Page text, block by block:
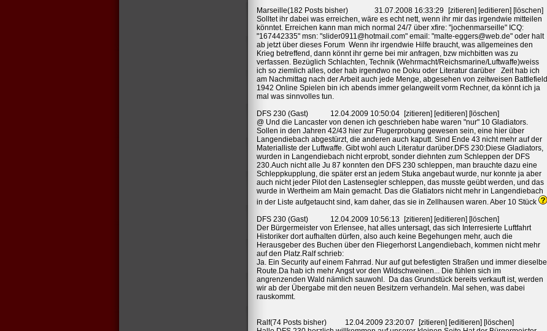
Marseille(182 Posts bisher)
31.07.2008 16:33:29
[zitieren] [editieren] [löschen]
Solltet ihr dabei was erreichen, wäre es echt nett, wenn ihr mir das irgendwie mitteilen
könntet. Erreichen kann man mich normal 24/7 über xfire: "jochenmarseille" ICQ:
"167442335" msn: "slider0911@hotmail.com" email: "malte-eggers@web.de" oder halt
ab jetzt über dieses Forum Wenn ihr irgendwie Hilfe braucht, was allgemeines den
Krieg betreffend, dann könnt ihr gerne bei mir anfragen, bzw michbitten was zu
verfassen. Bezüglich Schlachten, Technik (Wehrmacht/Reichsmarine/Luftwaffe)weiss
ich so ziemlich alles, oder hab irgendwo ne Doku oder Literatur darüber Zeit hab ich
am Nachmittag nach der Arbeit auch jede Menge, abgesehen von zeitweisen Battlefield
1942 Online Spielen bin ich abends immer gelangweilt vorm Rechner, da könnt ich ja
mal was sinnvolles tun.
DFS 230 (Gast)
12.04.2009 10:50:04
[zitieren] [editieren] [löschen]
@ Und die Lancaster von denen ich geschrieben habe waren "nur" 10 Gladiators.
Sollen in den Jahren 42/43 hier zur Flugerprobung gewesen sein, eine hier über
Langendiebach abgestürzt, die anderen auch kaputt. Sind Ende 43 nicht mehr auf der
Materialliste der Luftwaffe. Gibt wohl auch Literatur darüber.DFS 230:Diese Gladiators,
wurden in Langendiebach nicht erprobt, sonder diehnten zum Schleppen der DFS
230.Auch nicht alle Ju 87 konnten den DFS 230 schleppen, man brauchte dazu eine
Schleppkupplung, die später erst an jedem Stuka angebaut wurde, nur konnte ja aber
auch nicht jeder Pilot den Lastensegler schleppen, das musste geübt werden, und das
wurde in Wertheim am Main gemacht. Das die Glatiators nicht mehr in Langendiebach
in der Liste aufgetaucht sind, kam daher, das sie in Zellhausen waren. Aber 10 Stück
DFS 230 (Gast)
12.04.2009 10:56:13
[zitieren] [editieren] [löschen]
Der Bürgermeister von Erlensee, hat alles untersagt, das sich Interresierte Luftfahrt
Historiker dort aufhalten dürfen, also auch keine Begehungen mehr, auch die
Herausgeber des Buchen über den Fliegerhorst Langendiebach, kommen nicht mehr
auf den Platz.Ralf schrieb:
Ja. Ein Security auf einem Fahrrad. Nur auf gut befestigten Straßen und immer dieselbe
Route.Da hab ich mehr Angst vor den Wildschweinen... Die fühlen sich im
angrenzenden Wald nämlich sauwohl. Da das Grundstück bereits verkauft ist, werden
wir ab der Übergabe mit den neuen Besitzern verhandeln. Mal sehen, was dabei
rauskommt.
Ralf(74 Posts bisher) 12.04.2009 23:20:07
[zitieren] [editieren] [löschen]